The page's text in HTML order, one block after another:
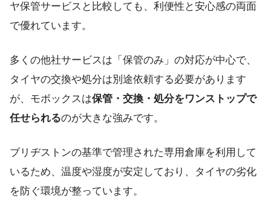
ヤ保管サービスと比較しても、利便性と安心感の両面
で優れています。
多くの他社サービスは「保管のみ」の対応が中心で、
タイヤの交換や処分は別途依頼する必要があります
が、モボックスは保管・交換・処分をワンストップで
任せられるのが大きな強みです。
ブリヂストンの基準で管理された専用倉庫を利用して
いるため、温度や湿度が安定しており、タイヤの劣化
を防ぐ環境が整っています。